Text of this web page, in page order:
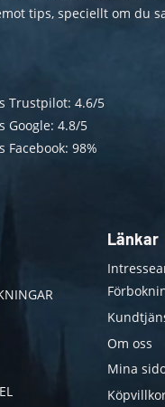
tips, speciellt om du
Trustpilot: 4.6/5
Google: 4.8/5
Facebook: 98%
Länkar
Om oss
Mina